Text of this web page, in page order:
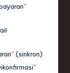
(sinkron)